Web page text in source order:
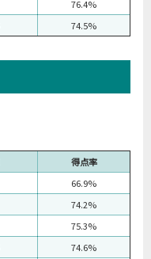
76.4%
74.5%
得点率
66.9%
74.2%
75.3%
74.6%